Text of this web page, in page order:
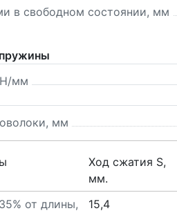
в свободном состоянии, мм
Н/мм
мм
Ход сжатия S,
мм.
от длины,
15,4